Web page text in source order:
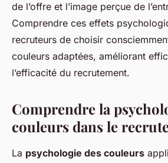
de l’offre et l’image perçue de
Comprendre ces effets
recruteurs de choisir
couleurs adaptées, améliorant
l’efficacité du recrutement.
Comprendre la
couleurs dans le
La psychologie des couleurs